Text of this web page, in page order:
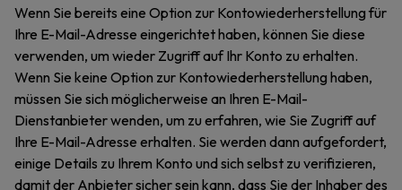
Wenn Sie bereits eine Option zur Kontowiederherstellung für
Ihre E-Mail-Adresse eingerichtet haben, können Sie diese
verwenden, um wieder Zugriff auf Ihr Konto zu erhalten.
Wenn Sie keine Option zur Kontowiederherstellung haben,
müssen Sie sich möglicherweise an Ihren E-Mail-
Dienstanbieter wenden, um zu erfahren, wie Sie Zugriff auf
Ihre E-Mail-Adresse erhalten. Sie werden dann aufgefordert,
einige Details zu Ihrem Konto und sich selbst zu verifizieren,
damit der Anbieter sicher sein kann, dass Sie der Inhaber des